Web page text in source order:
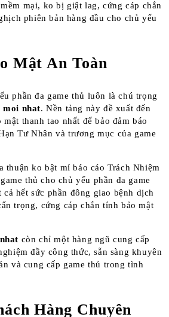
mại, ko bị giật lag, cứng cáp chắn
phiên bản hàng đầu cho chủ yếu
Mật An Toàn
phần đa game thủ luôn là chú trọng
moi nhat. Nền tảng này đề xuất đến
thanh tao nhất để bảo đảm báo
Tư Nhân và trương mục của game
thuận ko bật mí báo cáo Trách Nhiệm
thủ cho chủ yếu phần đa game
hết sức phần đông giao bệnh dịch
trọng, cứng cáp chắn tính bảo mật
còn chỉ một hàng ngũ cung cấp
đầy công thức, sẵn sàng khuyên
và cung cấp game thủ trong tình
Hàng Chuyên